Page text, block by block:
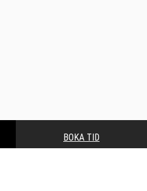
BOKA TID